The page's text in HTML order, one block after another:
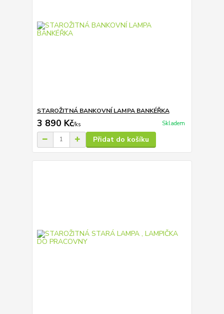
STAROŽITNÁ BANKOVNÍ LAMPA BANKÉŘKA
3 890 Kč/ks Skladem
Přidat do košíku